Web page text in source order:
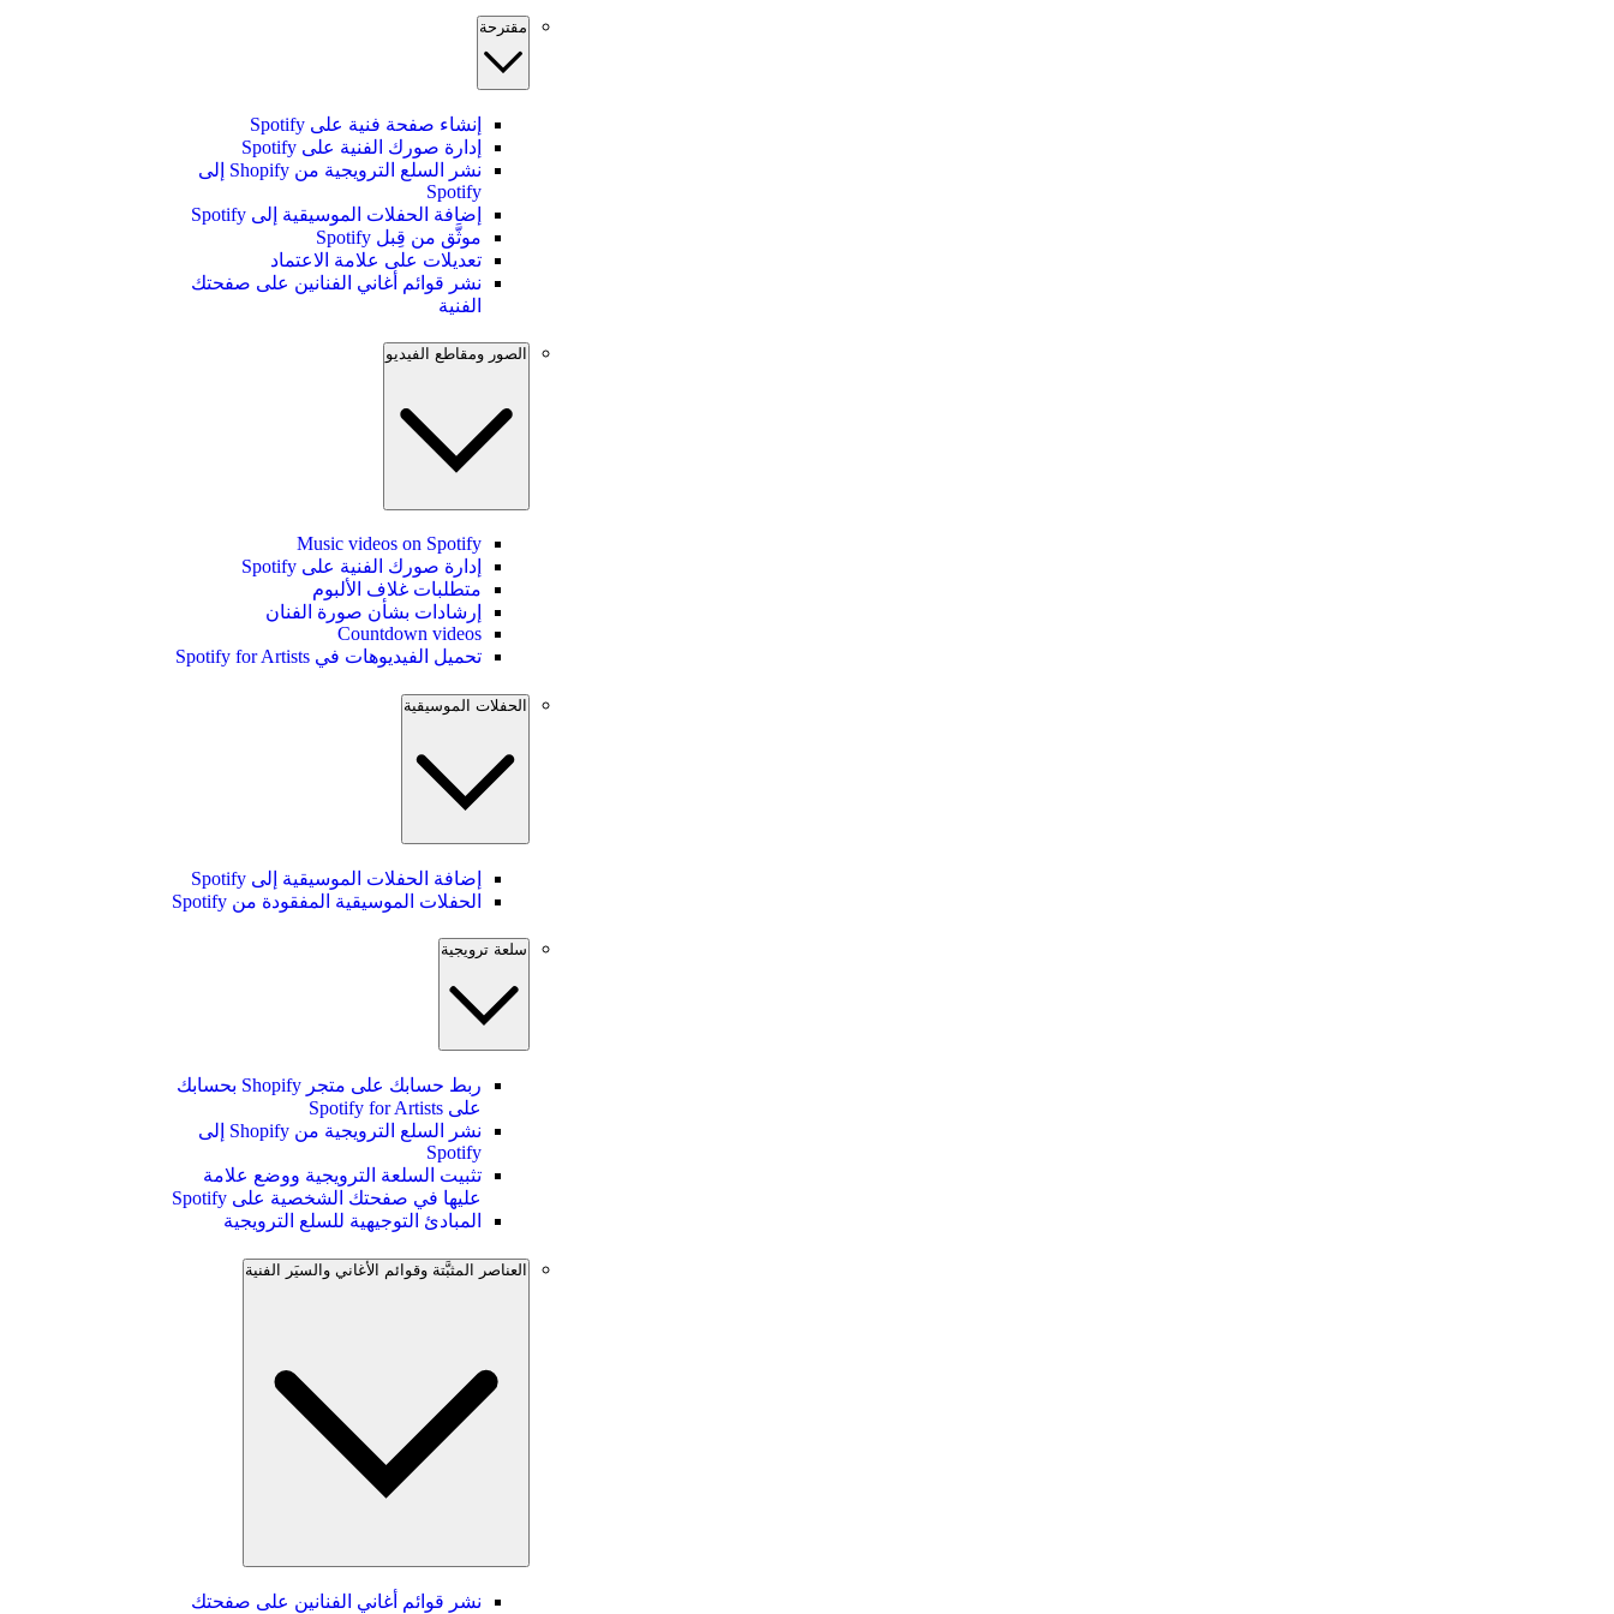
مقترحة
إنشاء صفحة فنية على Spotify
إدارة صورك الفنية على Spotify
نشر السلع الترويجية من Shopify إلى
Spotify
إضافة الحفلات الموسيقية إلى Spotify
موثَّق من قِبل Spotify
تعديلات على علامة الاعتماد
نشر قوائم أغاني الفنانين على صفحتك
الفنية
الصور ومقاطع الفيديو
Music videos on Spotify
إدارة صورك الفنية على Spotify
متطلبات غلاف الألبوم
إرشادات بشأن صورة الفنان
Countdown videos
تحميل الفيديوهات في Spotify for Artists
الحفلات الموسيقية
إضافة الحفلات الموسيقية إلى Spotify
الحفلات الموسيقية المفقودة من Spotify
سلعة ترويجية
ربط حسابك على متجر Shopify بحسابك
على Spotify for Artists
نشر السلع الترويجية من Shopify إلى
Spotify
تثبيت السلعة الترويجية ووضع علامة
عليها في صفحتك الشخصية على Spotify
المبادئ التوجيهية للسلع الترويجية
العناصر المثبَّتة وقوائم الأغاني والسيَر الفنية
نشر قوائم أغاني الفنانين على صفحتك